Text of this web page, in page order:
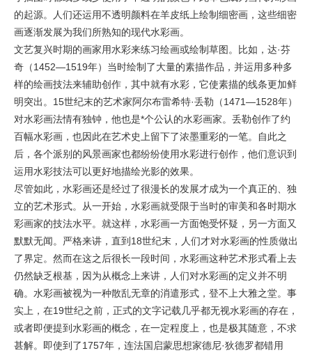
的起源。人们还运用不透明颜料在羊皮纸上绘制细密画，这些细密
画逐渐发展为我们所熟知的现代水彩画。
文艺复兴时期的画家用水彩来练习绘画或绘制草图。比如，达·芬
奇（1452—1519年）当时绘制了大量的素描作品，并运用多种多
样的绘画技法来辅助创作，其中就有水彩，它使素描的线条更加鲜
明突出。15世纪末的艺术家阿尔布雷希特·丢勒（1471—1528年）
对水彩画法情有独钟，他也是*个公认的水彩画家。丢勒创作了约
百幅水彩画，也因此在艺术史上留下了浓墨重彩的一笔。自此之
后，各个派别的风景画家也都纷纷使用水彩进行创作，他们意识到
运用水彩技法可以更好地描绘光影的效果。
尽管如此，水彩画还是经过了很漫长的发展才成为一个真正的、独
立的艺术形式。从一开始，水彩画就受限于当时的审美和各时期水
彩画家的技法水平。就这样，水彩画一方面饱受怀疑，另一方面又
默默无闻。严格来讲，直到18世纪末，人们才对水彩画的性质做出
了界定。然而在这之后很长一段时间，水彩画这种艺术形式看上去
仍然缺乏根基，因为从概念上来讲，人们对水彩画的定义并不明
确。水彩画被视为一种散乱无章的消遣形式，登不上大雅之堂。事
实上，在19世纪之前，正式的文字记载几乎都无视水彩画的存在，
或者即便提到水彩画的概念，在一定程度上，也是极其随意，不求
甚解。即使到了1757年，连法国启蒙思想家德尼·狄德罗都错用